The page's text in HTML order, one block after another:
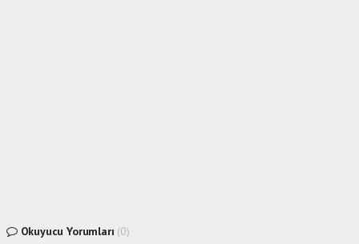
Okuyucu Yorumları (0)